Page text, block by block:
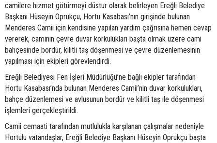
camilere hizmet götürmeyi düstur olarak belirleyen Ereğli Belediye
Başkanı Hüseyin Oprukçu, Hortu Kasabası’nın girişinde bulunan
Menderes Camii için kendisine yapılan yardım çağrısına hemen cevap
vererek, caminin çevre duvar korkulukları başta olmak üzere cami
bahçesinde bordür, kilitli taş döşenmesi ve çevre düzenlemesinin
yapılması için ekipleri görevlendirdi.
Ereğli Belediyesi Fen İşleri Müdürlüğü’ne bağlı ekipler tarafından
Hortu Kasabası’nda bulunan Menderes Camii’nin duvar korkulukları,
bahçe düzenlemesi ve avlusunun bordür ve kilitli taş ile döşenmesi
işlemleri gerçekleştirildi.
Camii cemaati tarafından mutlulukla karşılanan çalışmalar nedeniyle
Hortulu vatandaşlar, Ereğli Belediye Başkanı Hüseyin Oprukçu başta